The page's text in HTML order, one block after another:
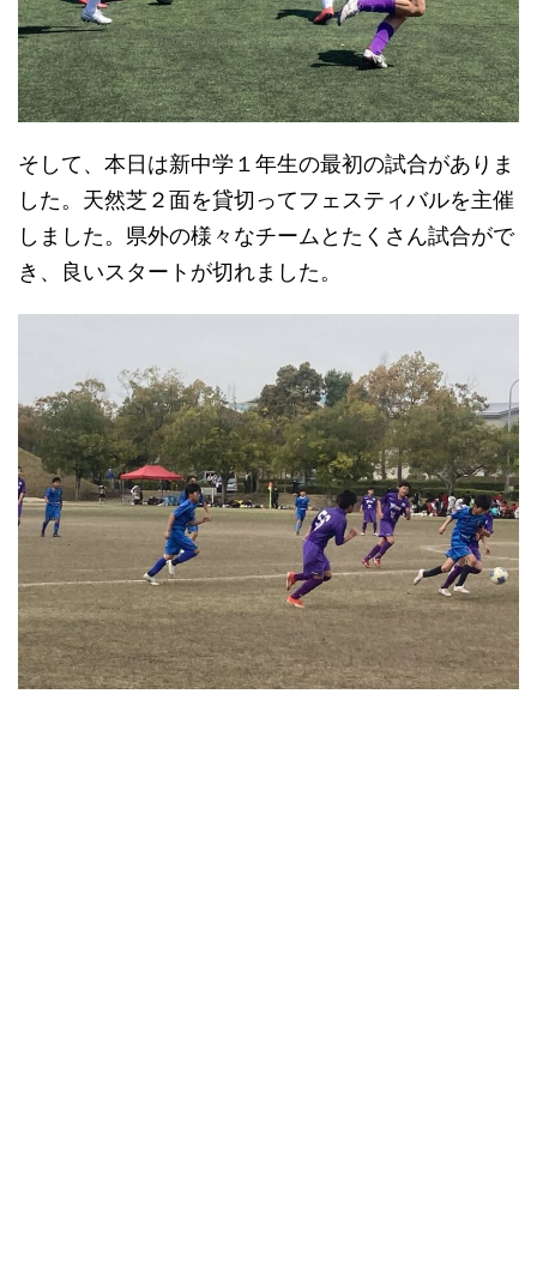
そして、本日は新中学１年生の最初の試合がありま
した。天然芝２面を貸切ってフェスティバルを主催
しました。県外の様々なチームとたくさん試合がで
き、良いスタートが切れました。